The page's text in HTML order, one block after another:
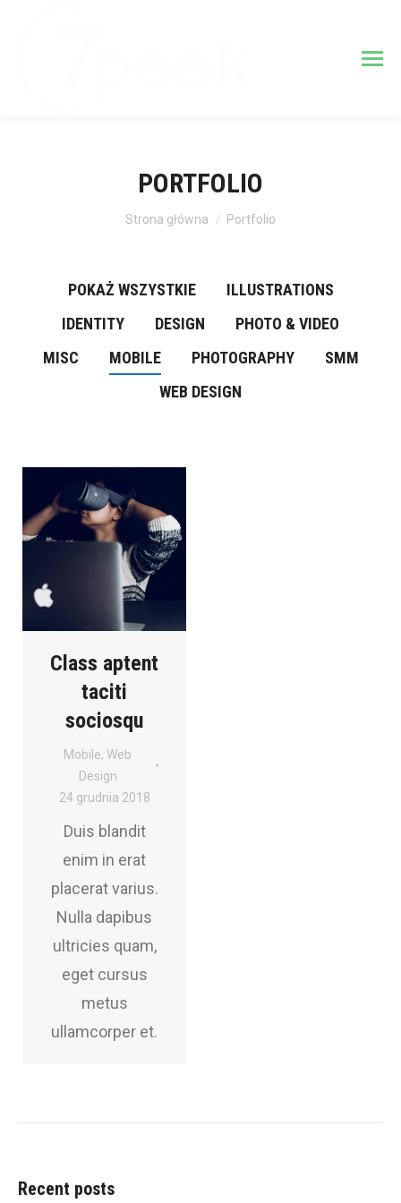
PORTFOLIO
Jesteś tutaj:
Strona główna Portfolio
POKAŻ WSZYSTKIE
ILLUSTRATIONS
IDENTITY
DESIGN
PHOTO & VIDEO
MISC
MOBILE PHOTOGRAPHY
SMM
WEB DESIGN
Class aptent
taciti
sociosqu
Mobile, Web
Design
24 grudnia 2018
Duis blandit
enim in erat
placerat varius.
Nulla dapibus
ultricies quam,
eget cursus
metus
ullamcorper et.
Recent posts